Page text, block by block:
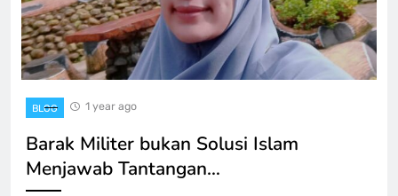
BLOG 1 year ago
Barak Militer bukan Solusi Islam
Menjawab Tantangan…